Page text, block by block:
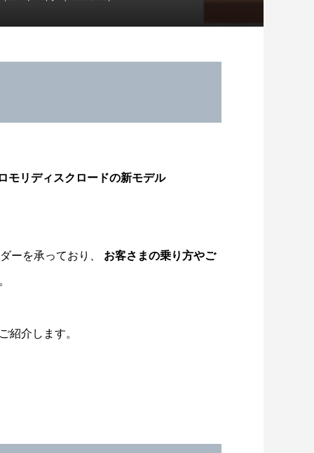
モリディスクロードの新モデル
ーを承っており、 お客さまの乗り方やご
紹介します。
キルアップ練習会】8/2開催レポー
ヴィクトワール広島・柴田ス...